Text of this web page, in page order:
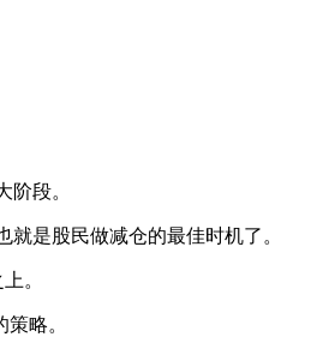
段。
是股民做减仓的最佳时机了。
。
略。